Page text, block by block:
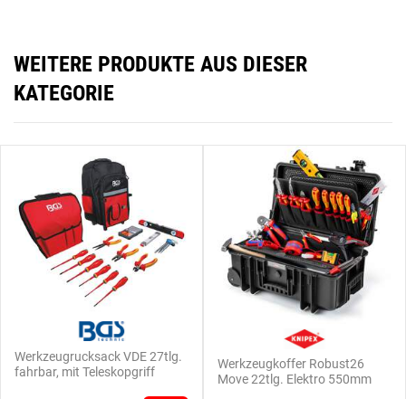
WEITERE PRODUKTE AUS DIESER
KATEGORIE
Werkzeugrucksack VDE 27tlg.
fahrbar, mit Teleskopgriff
Werkzeugkoffer Robust26
Move 22tlg. Elektro 550mm